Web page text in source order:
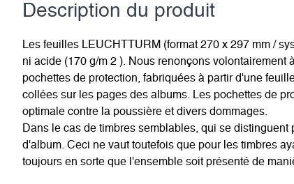
Description du­ produit
Les feuilles LEUCHTTURM (format 270 x 297 mm /
ni acide (170 g/m 2 ). Nous renonçons
pochettes de protection, fabriquées à partir d'une
collées sur les pages des albums. Les pochettes de
optimale contre la poussière et divers dommages.
Dans le cas de timbres semblables, qui se
d'album. Ceci ne vaut toutefois que pour les timbres
toujours en sorte que l'ensemble soit présenté de